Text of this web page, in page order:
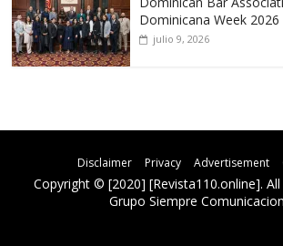
Dominicana Week 2026
julio 9, 2026
Disclaimer Privacy Advertisement
Copyright © [2020] [Revista110.online].
Grupo Siempre